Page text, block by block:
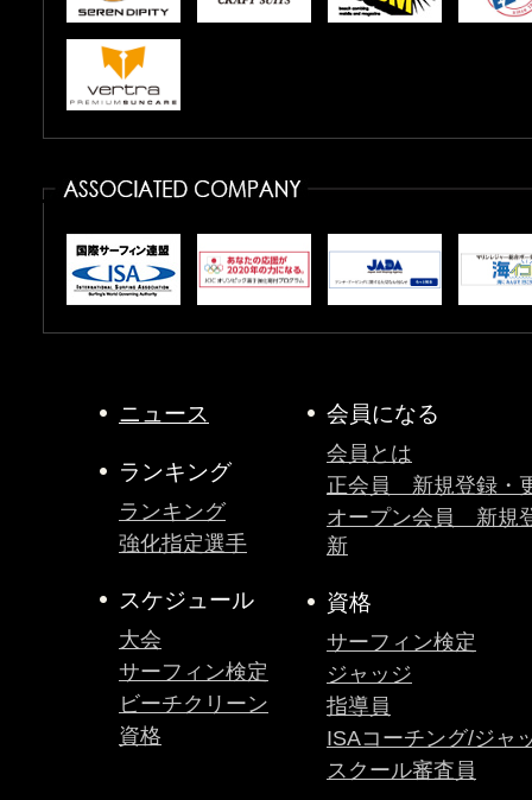
ニュース
ランキング
ランキング
強化指定選手
スケジュール
大会
サーフィン検定
ビーチクリーン
資格
会員になる
会員とは
正会員 新規登録・
オープン会員 新規
新
資格
サーフィン検定
ジャッジ
指導員
ISAコーチング/ジャ
スクール審査員